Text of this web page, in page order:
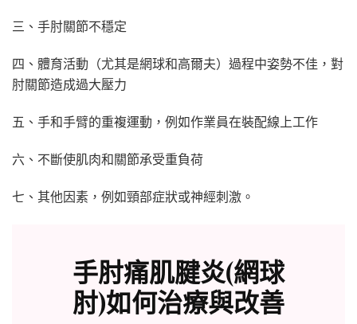
三、手肘關節不穩定
四、體育活動（尤其是網球和高爾夫）過程中姿勢不佳，對
肘關節造成過大壓力
五、手和手臂的重複運動，例如作業員在裝配線上工作
六、不斷使肌肉和關節承受重負荷
七、其他因素，例如頸部症狀或神經刺激。
手肘痛肌腱炎(網球
肘)如何治療與改善